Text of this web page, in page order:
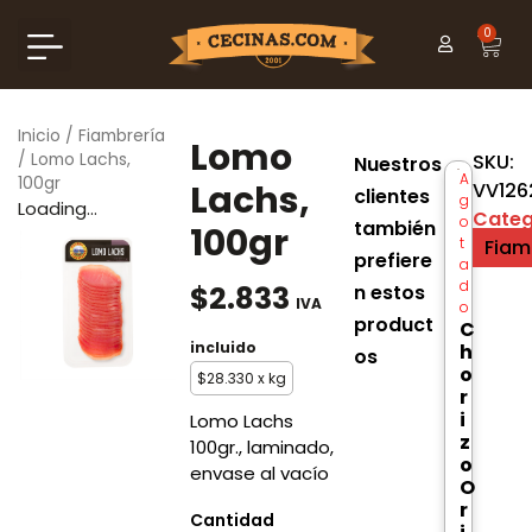
0
Inicio / Fiambrería
/ Lomo Lachs,
100gr
Loading...
Lomo
Lachs,
100gr
$2.833 IVA
incluido
$28.330 x kg
Lomo Lachs
100gr., laminado,
envase al vacío
Cantidad
Nuestros
clientes
también
prefiere
n estos
product
os
A
g
o
t
a
d
o
C
h
o
r
i
z
o
O
r
SKU: